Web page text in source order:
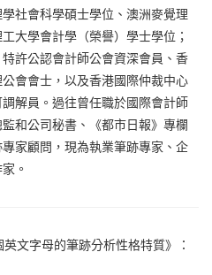
社會科學碩士學位、澳洲麥覺理
大學會計學（榮譽）學士學位；
許公認會計師公會資深會員、香
會會士，以及香港國際仲裁中心
解員。過往曾任職於國際會計師
和公司秘書、《都市日報》專欄
家顧問，現為執業筆跡專家、企
。
文字母的筆跡分析性格特質》：